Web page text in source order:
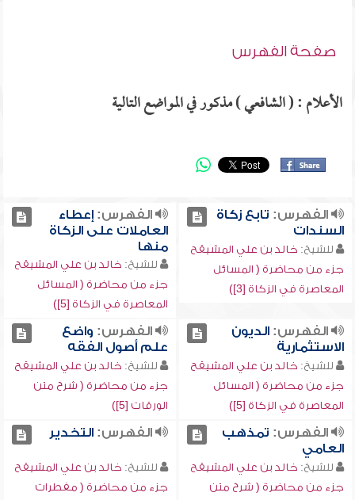
صفحة الفهرس
الأعلام : ( الشافعي ) مذكور في المواضع التالية
الفهرس: تابع زكاة
السندات
للشيخ: خالد بن علي المشيقح
جزء من محاضرة ( المسائل
المعاصرة في الزكاة [3])
الفهرس:إعطاء
العاملات على الزكاة
منها
للشيخ: خالد بن علي المشيقح
جزء من محاضرة ( المسائل
المعاصرة في الزكاة [5])
الفهرس:الديون
الاستثمارية
للشيخ: خالد بن علي المشيقح
جزء من محاضرة ( المسائل
المعاصرة في الزكاة [5])
الفهرس: واضع
علم أصول الفقه
للشيخ: خالد بن علي المشيقح
جزء من محاضرة ( شرح متن
الورقات [5])
الفهرس: تمذهب
العامي
للشيخ: خالد بن علي المشيقح
جزء من محاضرة ( شرح متن
الفهرس:التخدير
للشيخ: خالد بن علي المشيقح
جزء من محاضرة ( مفطرات